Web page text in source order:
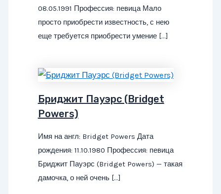
08.05.1991 Профессия: певица Мало
просто приобрести известность, с нею
еще требуется приобрести умение […]
Бриджит Пауэрс (Bridget
Powers)
Имя на англ: Bridget Powers Дата
рождения: 11.10.1980 Профессия: певица
Бриджит Пауэрс (Bridget Powers) — такая
дамочка, о ней очень […]